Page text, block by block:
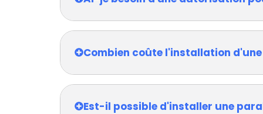
Combien coûte l'installation d'une
Est-il possible d'installer une